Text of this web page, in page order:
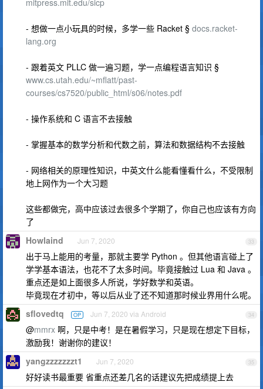
mitpress.mit.edu/sicp
- 想做一点小玩具的时候，多学一些 Racket § docs.racket-
lang.org
- 跟着英文 PLLC 做一遍习题，学一点编程语言知识 §
www.cs.utah.edu/~mflatt/past-
courses/cs7520/public_html/s06/notes.pdf
- 操作系统和 C 语言不去接触
- 掌握基本的数学分析和代数之前，算法和数据结构不去接触
- 网络相关的原理性知识，中英文什么能看懂看什么，不受限制
地上网作为一个大习题
这些都做完，高中应该过去很多个学期了，你自己也应该有方向
了
33
Howlaind Jun 7, 2020
出于马上能用的考量，那就主要学 Python 。但其他语言碰上了
学学基本语法，也花不了太多时间。毕竟接触过 Lua 和 Java 。
重点还是如上面很多人所说，学好数学和英语。
毕竟现在才初中，等以后从业了还不知道那时候业界用什么呢。
34
sflovedtq OP Jun 7, 2020 via Android
@mmrx 啊，只是中考！是在暑假学习，只是现在想定下目标，
激励我！谢谢你的建议！
35
yangzzzzzzzt1 Jun 7, 2020
好好读书最重要 省重点还差几名的话建议先把成绩提上去